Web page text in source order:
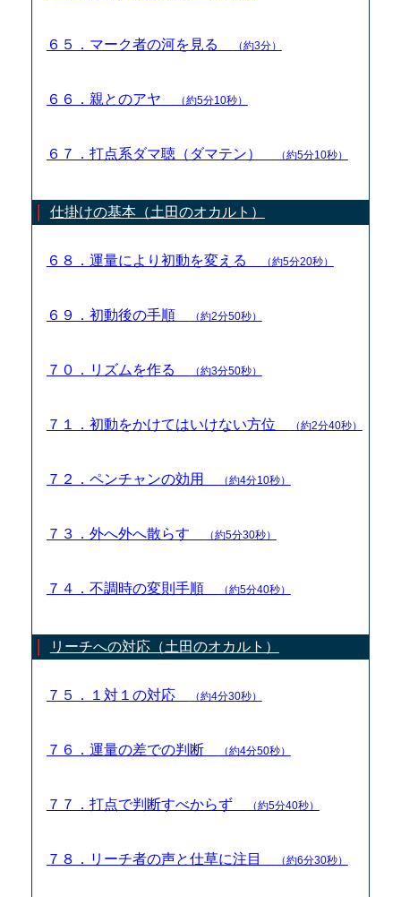
６５．マーク者の河を見る （約3分）
６６．親とのアヤ （約5分10秒）
６７．打点系ダマ聴（ダマテン） （約5分10秒）
仕掛けの基本（土田のオカルト）
６８．運量により初動を変える （約5分20秒）
６９．初動後の手順 （約2分50秒）
７０．リズムを作る （約3分50秒）
７１．初動をかけてはいけない方位 （約2分40秒）
７２．ペンチャンの効用 （約4分10秒）
７３．外へ外へ散らす （約5分30秒）
７４．不調時の変則手順 （約5分40秒）
リーチへの対応（土田のオカルト）
７５．１対１の対応 （約4分30秒）
７６．運量の差での判断 （約4分50秒）
７７．打点で判断すべからず （約5分40秒）
７８．リーチ者の声と仕草に注目 （約6分30秒）